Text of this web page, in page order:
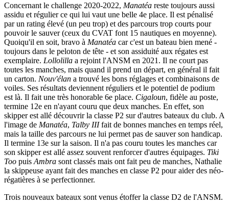
Concernant le challenge 2020-2022, Manatéa reste toujours aussi
assidu et régulier ce qui lui vaut une belle 4e place. Il est pénalisé
par un rating élevé (un peu trop) et des parcours trop courts pour
pouvoir le sauver (ceux du CVAT font 15 nautiques en moyenne).
Quoiqu'il en soit, bravo à Manatéa car c'est un bateau bien mené -
toujours dans le peloton de tête - et son assiduité aux régates est
exemplaire. Lollolilla a rejoint l'ANSM en 2021. Il ne court pas
toutes les manches, mais quand il prend un départ, en général il fait
un carton. Nouv'élan a trouvé les bons réglages et combinaisons de
voiles. Ses résultats deviennent réguliers et le potentiel de podium
est là. Il fait une très honorable 6e place. Cigaloun, fidèle au poste,
termine 12e en n'ayant couru que deux manches. En effet, son
skipper est allé découvrir la classe P2 sur d'autres bateaux du club. A
l'image de Manatéa, Talby IIIfait de bonnes manches en temps réel,
mais la taille des parcours ne lui permet pas de sauver son handicap.
Il termine 13e sur la saison. Il n'a pas couru toutes les manches car
son skipper est allé assez souvent renforcer d'autres équipages. Tiki
Too puis Ambra sont classés mais ont fait peu de manches, Nathalie
la skippeuse ayant fait des manches en classe P2 pour aider des néo-
régatières à se perfectionner.
Trois nouveaux bateaux sont venus étoffer la classe D2 de l'ANSM.